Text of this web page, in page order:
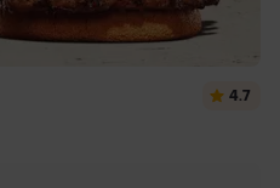
4.7